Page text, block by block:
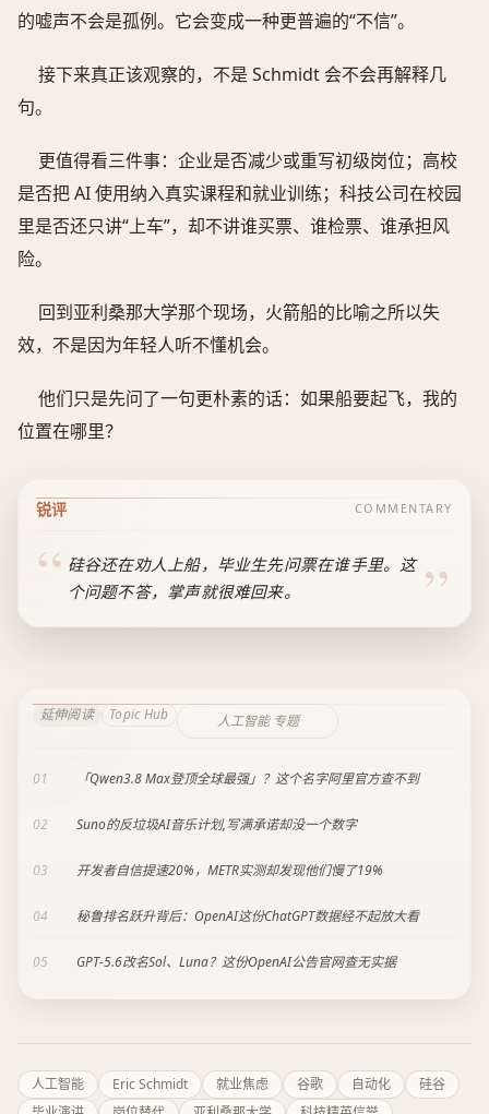
的嘘声不会是孤例。它会变成一种更普遍的“不信”。
接下来真正该观察的，不是 Schmidt 会不会再解释几
句。
更值得看三件事：企业是否减少或重写初级岗位；高校
是否把 AI 使用纳入真实课程和就业训练；科技公司在校园
里是否还只讲“上车”，却不讲谁买票、谁检票、谁承担风
险。
回到亚利桑那大学那个现场，火箭船的比喻之所以失
效，不是因为年轻人听不懂机会。
他们只是先问了一句更朴素的话：如果船要起飞，我的
位置在哪里？
锐评 COMMENTARY
硅谷还在劝人上船，毕业生先问票在谁手里。这
个问题不答，掌声就很难回来。
延伸阅读 Topic Hub 人工智能 专题
01 「Qwen3.8 Max登顶全球最强」？这个名字阿里官方查不到
02 Suno的反垃圾AI音乐计划,写满承诺却没一个数字
03 开发者自信提速20%，METR实测却发现他们慢了19%
04 秘鲁排名跃升背后：OpenAI这份ChatGPT数据经不起放大看
05 GPT-5.6改名Sol、Luna？这份OpenAI公告官网查无实据
人工智能 Eric Schmidt 就业焦虑 谷歌 自动化
硅谷